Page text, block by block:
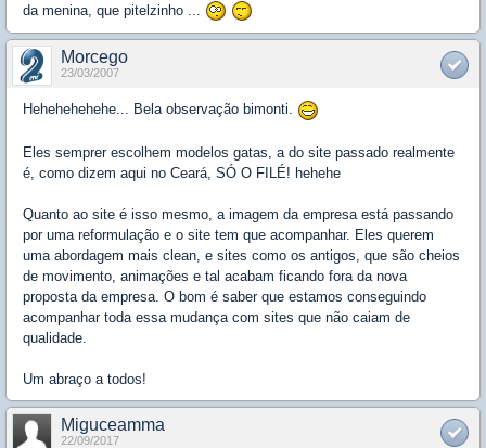
da menina, que pitelzinho ...
Morcego
23/03/2007
Hehehehehehe... Bela observação bimonti.
Eles semprer escolhem modelos gatas, a do site passado realmente
é, como dizem aqui no Ceará, SÓ O FILÉ! hehehe
Quanto ao site é isso mesmo, a imagem da empresa está passando
por uma reformulação e o site tem que acompanhar. Eles querem
uma abordagem mais clean, e sites como os antigos, que são cheios
de movimento, animações e tal acabam ficando fora da nova
proposta da empresa. O bom é saber que estamos conseguindo
acompanhar toda essa mudança com sites que não caiam de
qualidade.
Um abraço a todos!
Miguceamma
22/09/2017